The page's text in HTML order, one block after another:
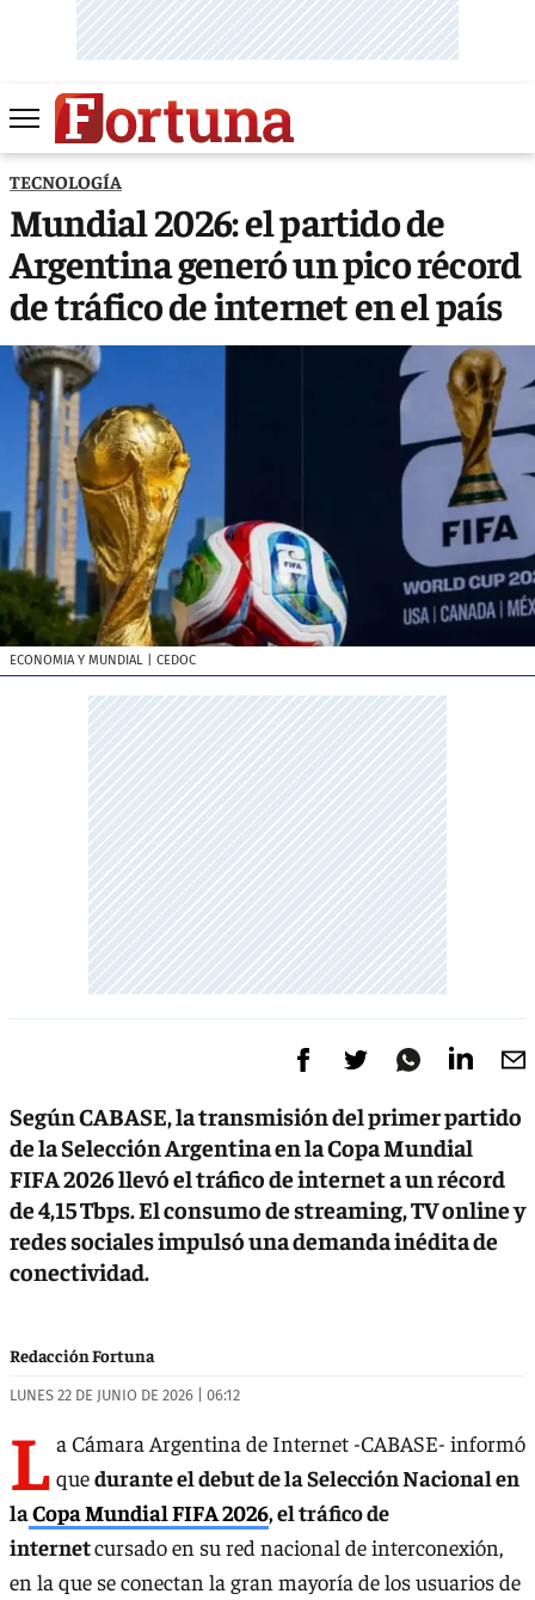
TECNOLOGÍA
Mundial 2026: el partido de
Argentina generó un pico récord
de tráfico de internet en el país
ECONOMIA Y MUNDIAL | CEDOC
Según CABASE, la transmisión del primer partido
de la Selección Argentina en la Copa Mundial
FIFA 2026 llevó el tráfico de internet a un récord
de 4,15 Tbps. El consumo de streaming, TV online y
redes sociales impulsó una demanda inédita de
conectividad.
Redacción Fortuna
LUNES 22 DE JUNIO DE 2026 | 06:12
L a Cámara Argentina de Internet -CABASE- informó
quedurante el debut de la Selección Nacional en
laCopa Mundial FIFA 2026, el tráfico de
internetcursado en su red nacional de interconexión,
en la que se conectan la gran mayoría de los usuarios de